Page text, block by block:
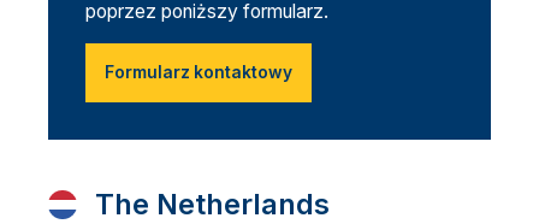
poprzez poniższy formularz.
Formularz kontaktowy
The Netherlands